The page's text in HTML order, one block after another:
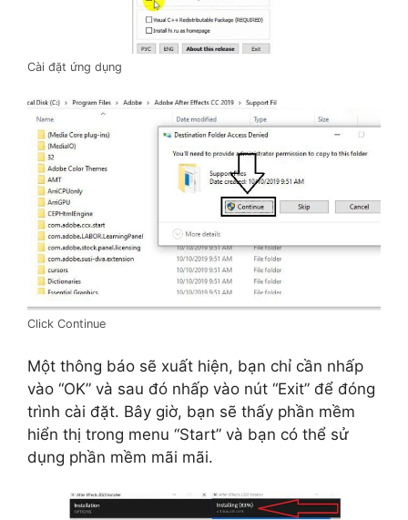
Cài đặt ứng dụng
Click Continue
Một thông báo sẽ xuất hiện, bạn chỉ cần nhấp
vào “OK” và sau đó nhấp vào nút “Exit” để đóng
trình cài đặt. Bây giờ, bạn sẽ thấy phần mềm
hiển thị trong menu “Start” và bạn có thể sử
dụng phần mềm mãi mãi.